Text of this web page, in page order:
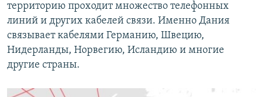
территорию проходит множество телефонных
линий и других кабелей связи. Именно Дания
связывает кабелями Германию, Швецию,
Нидерланды, Норвегию, Исландию и многие
другие страны.